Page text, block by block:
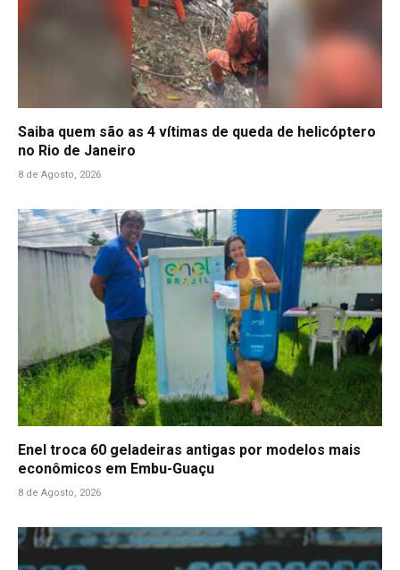
Saiba quem são as 4 vítimas de queda de helicóptero
no Rio de Janeiro
8 de Agosto, 2026
Enel troca 60 geladeiras antigas por modelos mais
econômicos em Embu-Guaçu
8 de Agosto, 2026